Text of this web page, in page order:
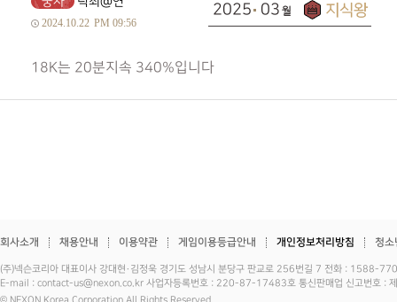
2024.10.22 PM 09:56
18K는 20분지속 340%입니다
2025 03
회사소개 채용안내 이용약관 게임이용등급안내 개인정보처리방침 청소
(주)넥슨코리아 대표이사 강대현·김정욱 경기도 성남시 분당구 판교로 256번길 7 전화 :
E-mail : contact-us@nexon.co.kr 사업자등록번호 : 220-87-17483호 통신판매업 신고번호 :